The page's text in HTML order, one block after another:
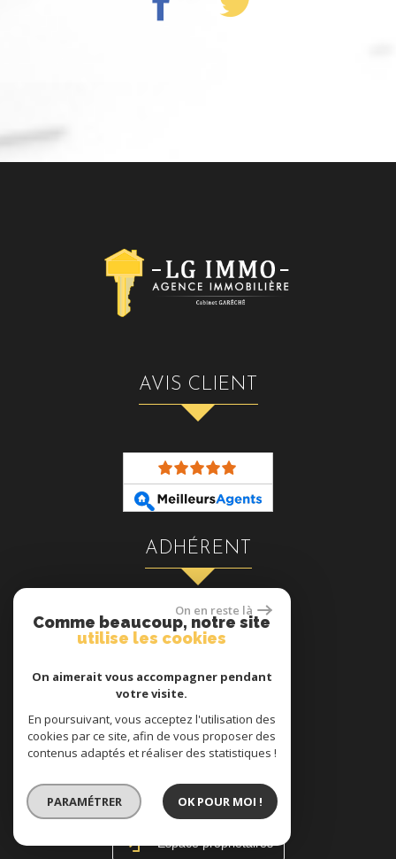
AVIS CLIENT
ADHÉRENT
se connecter
Espace propriétaires
On en reste là
Comme beaucoup, notre site
utilise les cookies
On aimerait vous accompagner pendant
votre visite.
En poursuivant, vous acceptez l'utilisation des
cookies par ce site, afin de vous proposer des
contenus adaptés et réaliser des statistiques !
PARAMÉTRER OK POUR MOI !